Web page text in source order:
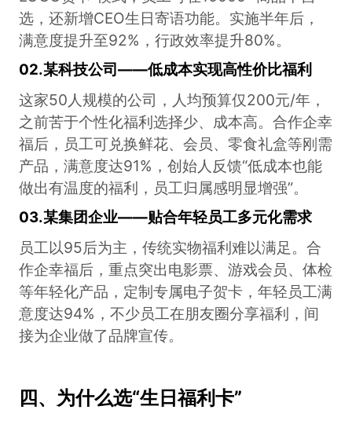
选，还新增CEO生日寄语功能。实施半年后，
满意度提升至92%，行政效率提升80%。
02.某科技公司——低成本实现高性价比福利
这家50人规模的公司，人均预算仅200元/年，
之前苦于个性化福利选择少、成本高。合作企幸
福后，员工可兑换鲜花、会员、零食礼盒等刚需
产品，满意度达91%，创始人反馈“低成本也能
做出有温度的福利，员工归属感明显增强”。
03.某集团企业——贴合年轻员工多元化需求
员工以95后为主，传统实物福利难以满足。合
作企幸福后，重点突出电影票、游戏会员、体检
等年轻化产品，定制专属电子贺卡，年轻员工满
意度达94%，不少员工在朋友圈分享福利，间
接为企业做了品牌宣传。
四、为什么选“生日福利卡”